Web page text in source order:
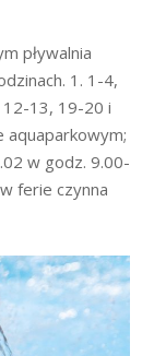
pływalnia
1. 1-4,
13, 19-20 i
w godz. 9.00-
ferie czynna